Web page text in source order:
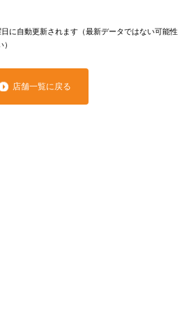
に自動更新されます（最新データではない可能性
店舗一覧に戻る